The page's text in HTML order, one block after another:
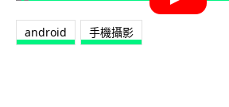
android 手機攝影